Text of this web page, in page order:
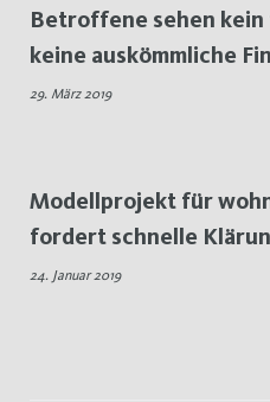
Betroffene sehen
keine auskömmliche
29. März 2019
Modellprojekt für
fordert schnelle
24. Januar 2019